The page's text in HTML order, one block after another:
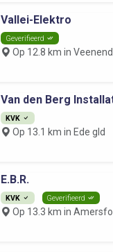
Vallei-Elektro
Geverifieerd
Op 12.8 km in
Van den Berg
KVK
Op 13.1 km in Ede gld
E.B.R.
KVK Geverifieerd
Op 13.3 km in